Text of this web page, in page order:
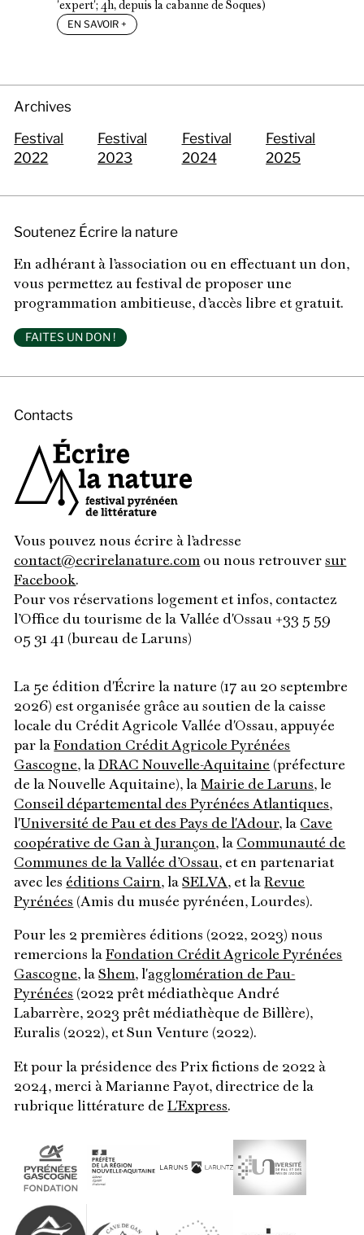
'expert'; 4h, depuis la cabanne de Soques)
EN SAVOIR +
Archives
Festival
2022
Festival
2023
Festival
2024
Festival
2025
Soutenez Écrire la nature
En adhérant à l’association ou en effectuant un don,
vous permettez au festival de proposer une
programmation ambitieuse, d’accès libre et gratuit.
FAITES UN DON !
Contacts
Vous pouvez nous écrire à l’adresse
contact@ecrirelanature.com ou nous retrouversur
Facebook.
Pour vos réservations logement et infos, contactez
l’Office du tourisme de la Vallée d'Ossau +33 5 59
05 31 41 (bureau de Laruns)
La 5e édition d'Écrire la nature (17 au 20 septembre
2026) est organisée grâce au soutien de la caisse
locale du Crédit Agricole Vallée d'Ossau, appuyée
par laFondation Crédit Agricole Pyrénées
Gascogne, laDRAC Nouvelle-Aquitaine (préfecture
de la Nouvelle Aquitaine), laMairie de Laruns, le
Conseil départemental des Pyrénées Atlantiques,
l'Université de Pau et des Pays de l'Adour, la Cave
coopérative de Gan à Jurançon, la Communauté de
Communes de la Vallée d’Ossau, et en partenariat
avec les éditions Cairn, laSELVA, et laRevue
Pyrénées (Amis du musée pyrénéen, Lourdes).
Pour les 2 premières éditions (2022, 2023) nous
remercions laFondation Crédit Agricole Pyrénées
Gascogne, laShem, l'agglomération de Pau-
Pyrénées (2022 prêt médiathèque André
Labarrère, 2023 prêt médiathèque de Billère),
Euralis (2022), et Sun Venture (2022).
Et pour la présidence des Prix fictions de 2022 à
2024, merci à Marianne Payot, directrice de la
rubrique littérature deL'Express.